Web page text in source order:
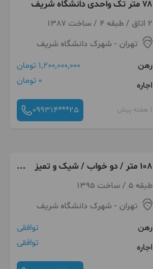
۷۸ متر تک واحدی دانشگاه شریف
2 اتاق / طبقه 4 / ساخت 1387
تهران - شهرک دانشگاه شریف
رهن
1,200,000,000 تومان
اجاره
0 تومان
1 هفته پیش 099314***25
۱۰۸ متر / دو خواب / شیک و تمیز
فول امکانات(طرشت)
طبقه 5 / ساخت 1395
تهران - شهرک دانشگاه شریف
رهن
توافقی
اجاره
توافقی